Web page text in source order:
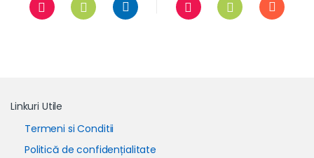
Linkuri Utile
Termeni si Conditii
Politică de confidențialitate